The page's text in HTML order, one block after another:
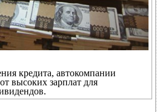
кредита, автокомпании
высоких зарплат для